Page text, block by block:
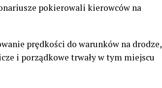
pokierowali kierowców na
prędkości do warunków na drodze,
i porządkowe trwały w tym miejscu